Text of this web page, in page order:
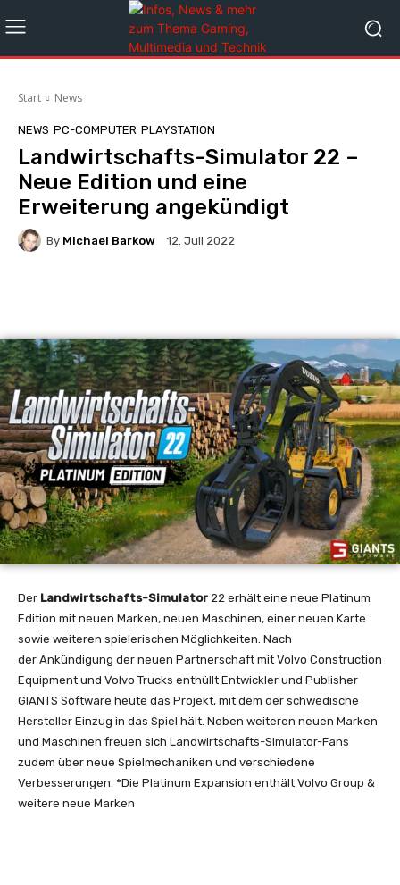
Start News
NEWS PC-COMPUTER PLAYSTATION
Landwirtschafts-Simulator 22 –
Neue Edition und eine
Erweiterung angekündigt
By Michael Barkow 12. Juli 2022
Der Landwirtschafts-Simulator 22 erhält eine neue Platinum
Edition mit neuen Marken, neuen Maschinen, einer neuen Karte
sowie weiteren spielerischen Möglichkeiten. Nach
der Ankündigung der neuen Partnerschaft mit Volvo Construction
Equipment und Volvo Trucks enthüllt Entwickler und Publisher
GIANTS Software heute das Projekt, mit dem der schwedische
Hersteller Einzug in das Spiel hält. Neben weiteren neuen Marken
und Maschinen freuen sich Landwirtschafts-Simulator-Fans
zudem über neue Spielmechaniken und verschiedene
Verbesserungen. *Die Platinum Expansion enthält Volvo Group &
weitere neue Marken